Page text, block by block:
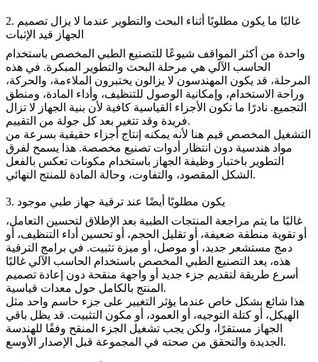
2. غالبًا ما يكون مطلوبًا أثناء البحث والتطوير عندما لا يزال تصميم
الجهاز قيد الإثبات
واحدة من أكثر المواقف شيوعًا للتصنيع الطبي المخصص باستخدام
الحاسب الآلي هي مرحلة البحث والتطوير المبكرة. في هذه
المرحلة، قد يكون المهندسون لا يزالون يختبرون الملاءمة، والحركة،
وراحة الاستخدام، وإمكانية الوصول للتنظيف، وأداء المادة، ومنطق
التجميع. نادرًا ما تكون الأجزاء القياسية كافية لأن بنية الجهاز لا تزال
فريدة وقد تتغير بعد كل جولة من التقييم.
التشغيل المخصص قيم هنا لأنه يمكنه إنتاج أجزاء حقيقية بسرعة من
مواد هندسية دون انتظار أدوات تصنيع مخصصة. هذا يسمح لفرق
التطوير باختبار وظيفة الجهاز باستخدام مكونات تعكس بالفعل
الشكل المقصود، والتفاوت، وحالة المادة للمنتج النهائي.
3. يكون مطلوبًا أيضًا عند ترقية جهاز طبي موجود
غالبًا ما يتم مراجعة المنتجات الطبية بعد الإطلاق لتحسين التعامل،
أو تقوية منطقة ضعيفة، أو تقليل الحجم، أو تحسين أداء التنظيف، أو
دمج مستشعر جديد، أو موصل، أو ميزة تثبيت. في برامج الترقية
هذه، يعد التصنيع الطبي المخصص باستخدام الحاسب الآلي غالبًا
أسرع طريقة لتقديم جزء جديد أو واجهة منقحة دون إعادة تصميم
المنتج بالكامل حول معدات قياسية.
هذا شائع بشكل خاص عندما يؤثر التغيير على جزء حاسم واحد مثل
الهيكل، أو كتلة التوجيه، أو العمود، أو مكون التثبيت. قد يظل باقي
الجهاز مستقرًا، ولكن يجب تشغيل الجزء المنقح وفقًا للهندسة
الجديدة والتحقق من صحته في المجموعة قبل الإصدار الأوسع.